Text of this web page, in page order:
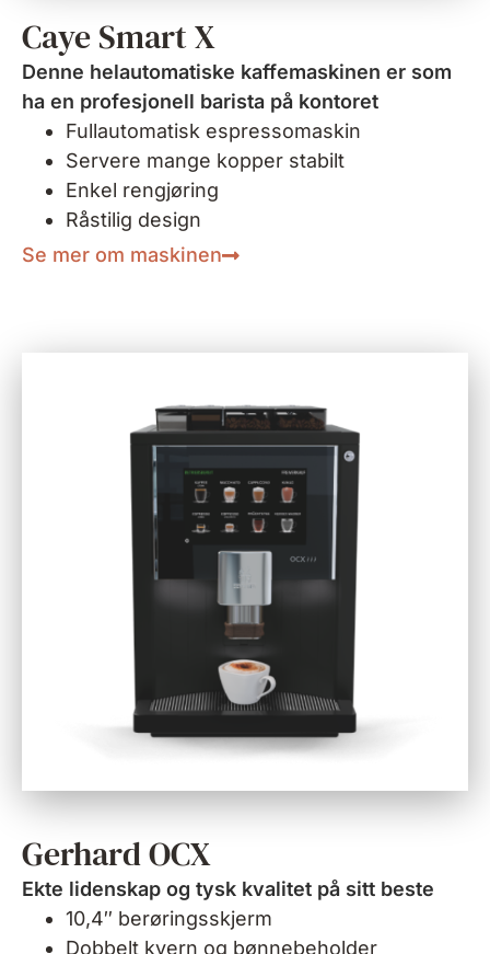
Caye Smart X
Denne helautomatiske kaffemaskinen er som
ha en profesjonell barista på kontoret
Fullautomatisk espressomaskin
Servere mange kopper stabilt
Enkel rengjøring
Råstilig design
Se mer om maskinen
Gerhard OCX
Ekte lidenskap og tysk kvalitet på sitt beste
10,4″ berøringsskjerm
Dobbelt kvern og bønnebeholder